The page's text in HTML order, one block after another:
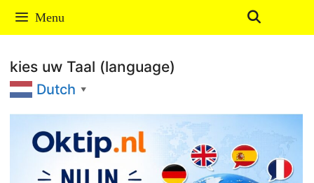
Ga
naar
inhoud
Menu
kies uw Taal (language)
Dutch ▼